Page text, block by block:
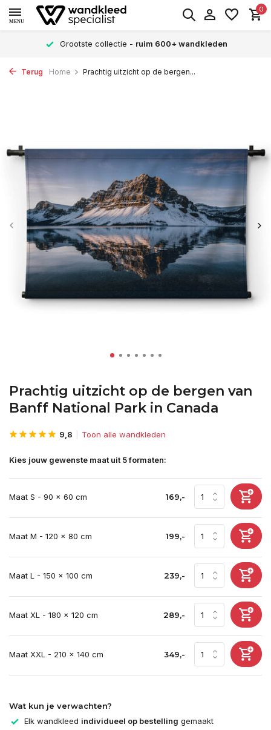
MENU
0
Grootste collectie - ruim 600+ wandkleden
Terug Home Prachtig uitzicht op de bergen...
Prachtig uitzicht op de bergen van
Banff National Park in Canada
9,8 Toon alle wandkleden
Kies jouw gewenste maat uit 5 formaten:
Maat S - 90 x 60 cm 169,-
Maat M - 120 x 80 cm 199,-
Maat L - 150 x 100 cm 239,-
Maat XL - 180 x 120 cm 289,-
Maat XXL - 210 x 140 cm 349,-
Wat kun je verwachten?
Elk wandkleed individueel op bestelling gemaakt